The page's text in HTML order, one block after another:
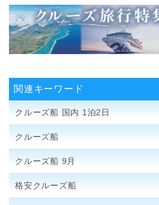
関連キーワード
クルーズ船 国内 1泊2日
クルーズ船
クルーズ船 9月
格安クルーズ船